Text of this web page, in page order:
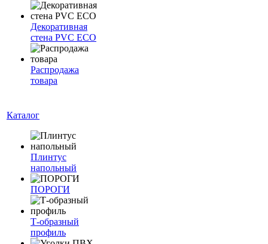
Декоративная
стена PVC ECO
Распродажа
товара
Каталог
Плинтус
напольный
ПОРОГИ
Т-образный
профиль